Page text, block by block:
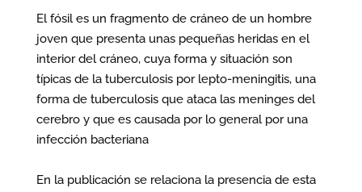
El fósil es un fragmento de cráneo de un hombre
joven que presenta unas pequeñas heridas en el
interior del cráneo, cuya forma y situación son
típicas de la tuberculosis por lepto-meningitis, una
forma de tuberculosis que ataca las meninges del
cerebro y que es causada por lo general por una
infección bacteriana
En la publicación se relaciona la presencia de esta